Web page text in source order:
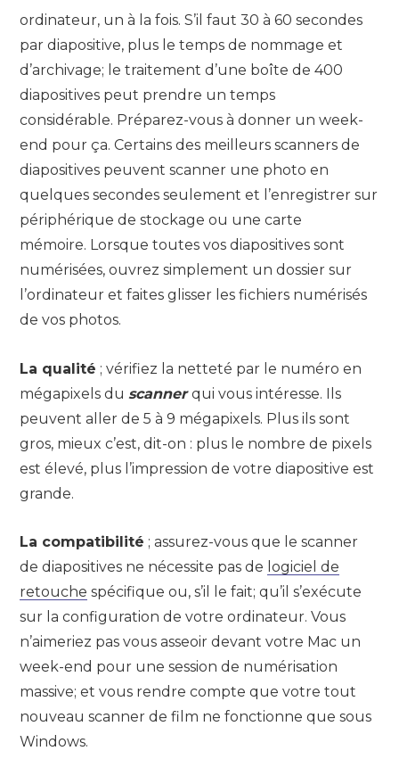
ordinateur, un à la fois. S’il faut 30 à 60 secondes
par diapositive, plus le temps de nommage et
d’archivage; le traitement d’une boîte de 400
diapositives peut prendre un temps
considérable. Préparez-vous à donner un week-
end pour ça. Certains des meilleurs scanners de
diapositives peuvent scanner une photo en
quelques secondes seulement et l’enregistrer sur
périphérique de stockage ou une carte
mémoire. Lorsque toutes vos diapositives sont
numérisées, ouvrez simplement un dossier sur
l’ordinateur et faites glisser les fichiers numérisés
de vos photos.
La qualité ; vérifiez la netteté par le numéro en
mégapixels du scannerqui vous intéresse. Ils
peuvent aller de 5 à 9 mégapixels. Plus ils sont
gros, mieux c’est, dit-on : plus le nombre de pixels
est élevé, plus l’impression de votre diapositive est
grande.
La compatibilité ; assurez-vous que le scanner
de diapositives ne nécessite pas de logiciel de
retouche spécifique ou, s’il le fait; qu’il s’exécute
sur la configuration de votre ordinateur. Vous
n’aimeriez pas vous asseoir devant votre Mac un
week-end pour une session de numérisation
massive; et vous rendre compte que votre tout
nouveau scanner de film ne fonctionne que sous
Windows.